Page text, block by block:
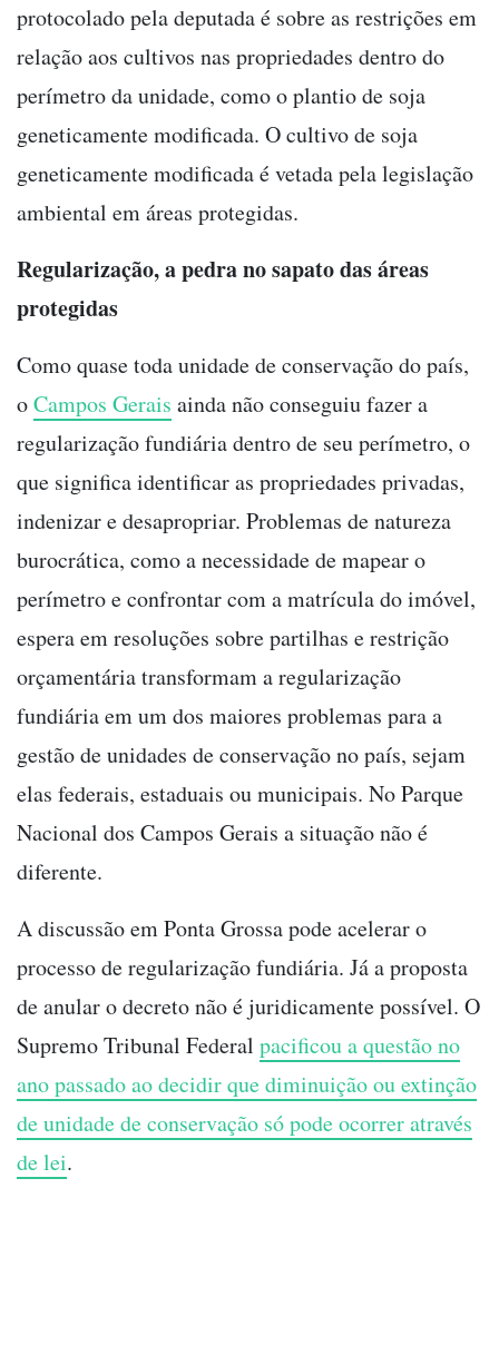
protocolado pela deputada é sobre as restrições em
relação aos cultivos nas propriedades dentro do
perímetro da unidade, como o plantio de soja
geneticamente modificada. O cultivo de soja
geneticamente modificada é vetada pela legislação
ambiental em áreas protegidas.
Regularização, a pedra no sapato das áreas
protegidas
Como quase toda unidade de conservação do país,
oCampos Gerais ainda não conseguiu fazer a
regularização fundiária dentro de seu perímetro, o
que significa identificar as propriedades privadas,
indenizar e desapropriar. Problemas de natureza
burocrática, como a necessidade de mapear o
perímetro e confrontar com a matrícula do imóvel,
espera em resoluções sobre partilhas e restrição
orçamentária transformam a regularização
fundiária em um dos maiores problemas para a
gestão de unidades de conservação no país, sejam
elas federais, estaduais ou municipais. No Parque
Nacional dos Campos Gerais a situação não é
diferente.
A discussão em Ponta Grossa pode acelerar o
processo de regularização fundiária. Já a proposta
de anular o decreto não é juridicamente possível. O
Supremo Tribunal Federal pacificou a questão no
ano passado ao decidir que diminuição ou extinção
de unidade de conservação só pode ocorrer através
de lei.